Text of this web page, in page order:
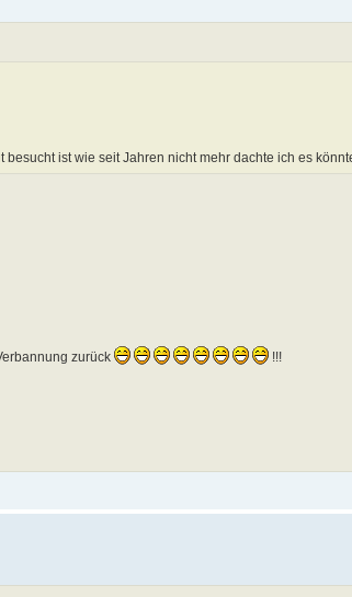
besucht ist wie seit Jahren nicht mehr dachte ich es
zurück !!!